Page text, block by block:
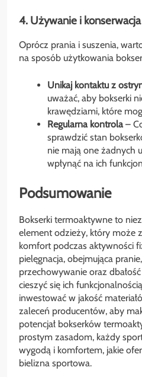
4. Używanie i konserwacja
Oprócz prania i suszenia,
na sposób użytkowania
Unikaj kontaktu z
uważać, aby bokserki
krawędziami, które
Regularna kontrola–
sprawdzić stan
nie mają one żadnych
wpłynąć na ich
Podsumowanie
Bokserki termoaktywne to
element odzieży, który może
komfort podczas aktywności
pielęgnacja, obejmująca
przechowywanie oraz
cieszyć się ich
inwestować w jakość
zaleceń producentów, aby
potencjał bokserków
prostym zasadom, każdy
wygodą i komfortem, jakie
bielizna sportowa.